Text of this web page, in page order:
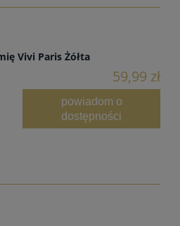
Vivi Paris Żółta
59,99 zł
powiadom o
dostępności